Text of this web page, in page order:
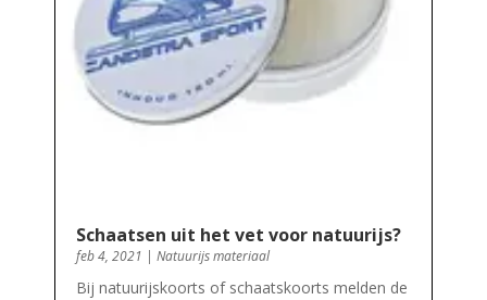
Schaatsen uit het vet voor natuurijs?
feb 4, 2021 | Natuurijs materiaal
Bij natuurijskoorts of schaatskoorts melden de